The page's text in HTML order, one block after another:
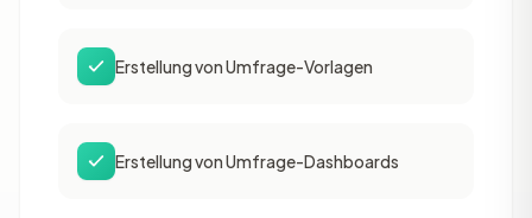
Erstellung von Umfrage-Vorlagen
Erstellung von Umfrage-Dashboards